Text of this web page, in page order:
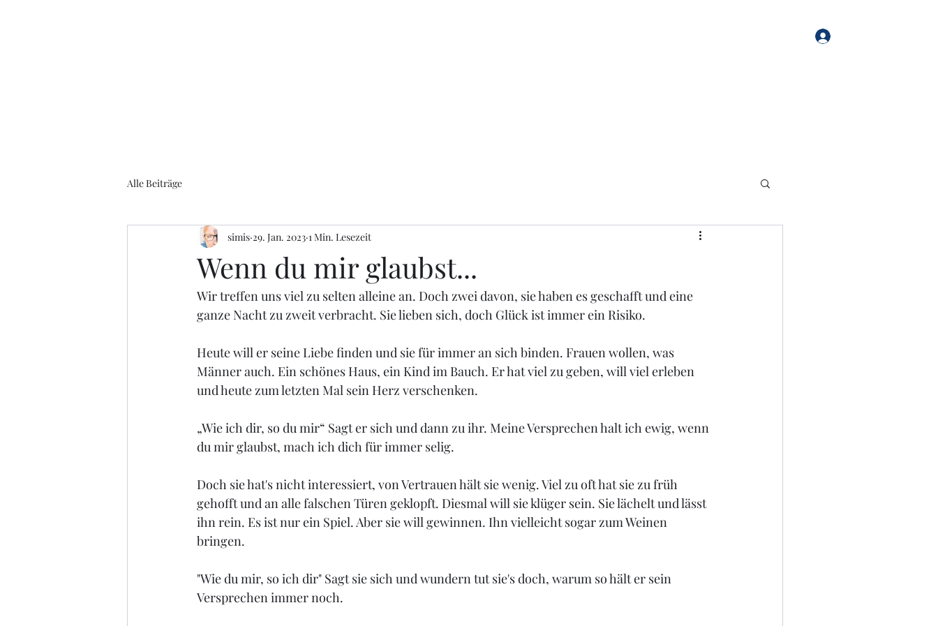
Alle Beiträge
Wenn du mir glaubst...
simis 29. Jan. 2023 1 Min. Lesezeit
Wir treffen uns viel zu selten alleine an. Doch zwei davon, sie haben es geschafft und eine
ganze Nacht zu zweit verbracht. Sie lieben sich, doch Glück ist immer ein Risiko.
Heute will er seine Liebe finden und sie für immer an sich binden. Frauen wollen, was
Männer auch. Ein schönes Haus, ein Kind im Bauch. Er hat viel zu geben, will viel erleben
und heute zum letzten Mal sein Herz verschenken.
„Wie ich dir, so du mir“ Sagt er sich und dann zu ihr. Meine Versprechen halt ich ewig, wenn
du mir glaubst, mach ich dich für immer selig.
Doch sie hat's nicht interessiert, von Vertrauen hält sie wenig. Viel zu oft hat sie zu früh
gehofft und an alle falschen Türen geklopft. Diesmal will sie klüger sein. Sie lächelt und lässt
ihn rein. Es ist nur ein Spiel. Aber sie will gewinnen. Ihn vielleicht sogar zum Weinen
bringen.
"Wie du mir, so ich dir" Sagt sie sich und wundern tut sie's doch, warum so hält er sein
Versprechen immer noch.